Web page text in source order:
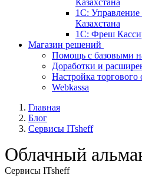
Казахстана
1С:
Казахстана
1С: Фреш
Магазин решений
Помощь с базовыми
Доработки и
Настройка торгового
Webkassa
Главная
Блог
Сервисы ITsheff
Облачный
Сервисы ITsheff